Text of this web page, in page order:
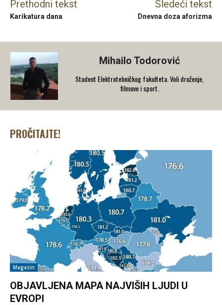
Prethodni tekst
Karikatura dana
Sledeći tekst
Dnevna doza aforizma
Mihailo Todorović
Student Elektrotehničkog fakulteta. Voli druženje,
filmove i sport.
PROČITAJTE!
Magazin
OBJAVLJENA MAPA NAJVIŠIH LJUDI U
EVROPI